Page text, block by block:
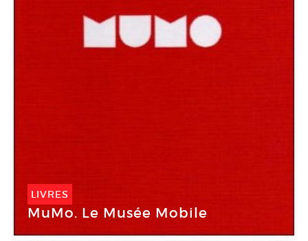
LIVRES
MuMo. Le Musée Mobile